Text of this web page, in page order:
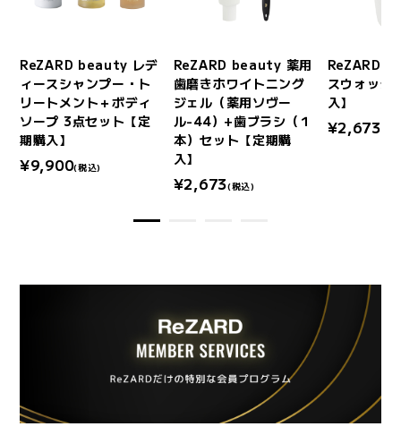
ReZARD beauty レデ
ィースシャンプー・ト
リートメント＋ボディ
ソープ 3点セット【定
期購入】
¥9,900(税込)
ReZARD beauty 薬用
歯磨きホワイトニング
ジェル（薬用ソヴー
ル-44）+歯ブラシ（１
本）セット【定期購
入】
¥2,673(税込)
ReZARD
スウォッシ
入】
¥2,673